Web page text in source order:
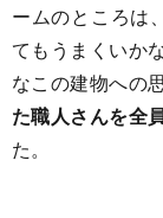
ームのところは
てもうまくいか
なこの建物への
た職人さんを全
た。